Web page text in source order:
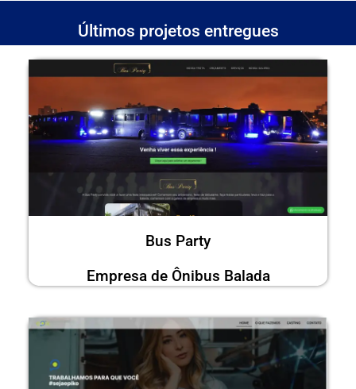
Últimos projetos entregues
Bus Party
Empresa de Ônibus Balada